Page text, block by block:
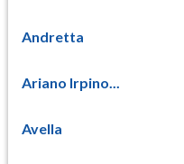
Andretta
Ariano Irpino...
Avella